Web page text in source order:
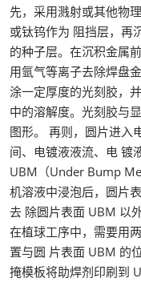
先，采用溅射或其他物
或钛钨作为 阻挡层，再
的种子层。在沉积金属
用氩气等离子去除焊盘
涂一定厚度的光刻胶，
中的溶解度。光刻胶与
图形。 再则，圆片进入
间、电镀液液流、电 镀
UBM（Under Bump
机溶液中浸泡后，圆片
去 除圆片表面 UBM 以
在植球工序中，需要用
置与圆 片表面 UBM 的
掩模板将助焊剂印刷到